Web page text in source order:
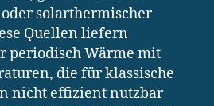
solarthermischer
Quellen liefern
periodisch Wärme mit
die für klassische
nicht effizient nutzbar